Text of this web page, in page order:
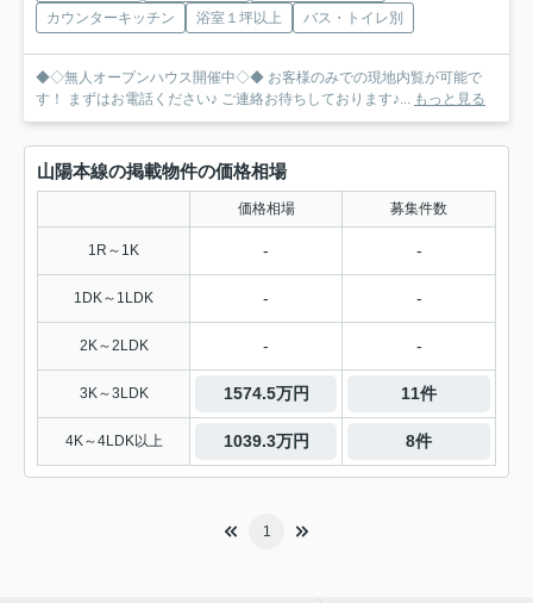
カウンターキッチン
浴室１坪以上 バス・トイレ別
◆◇無人オープンハウス開催中◇◆ お客様のみでの現地内覧が可能で
す！ まずはお電話ください♪ ご連絡お待ちしております♪...
もっと見る
山陽本線の掲載物件の価格相場
価格相場 募集件数
1R～1K - -
1DK～1LDK - -
2K～2LDK - -
3K～3LDK 1574.5万円 11件
4K～4LDK以上 1039.3万円 8件
1